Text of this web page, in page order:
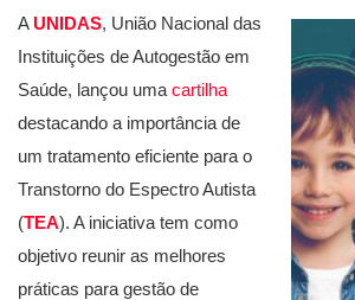
AUNIDAS, União Nacional das
Instituições de Autogestão em
Saúde, lançou uma cartilha
destacando a importância de
um tratamento eficiente para o
Transtorno do Espectro Autista
(TEA). A iniciativa tem como
objetivo reunir as melhores
práticas para gestão de